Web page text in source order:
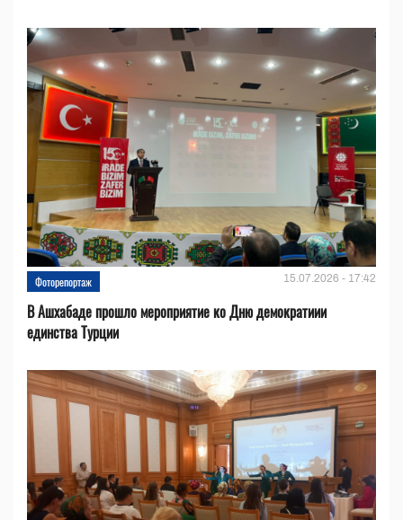
Фоторепортаж 15.07.2026 - 17:42
В Ашхабаде прошло мероприятие ко Дню демократиии
единства Турции